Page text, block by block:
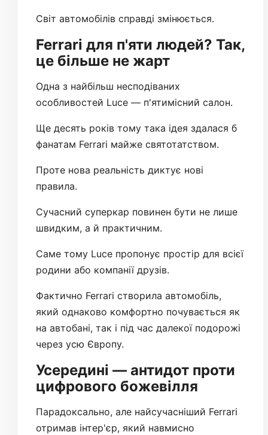
Світ автомобілів справді змінюється.
Ferrari для п'яти людей? Так,
це більше не жарт
Одна з найбільш несподіваних
особливостей Luce — п'ятимісний салон.
Ще десять років тому така ідея здалася б
фанатам Ferrari майже святотатством.
Проте нова реальність диктує нові
правила.
Сучасний суперкар повинен бути не лише
швидким, а й практичним.
Саме тому Luce пропонує простір для всієї
родини або компанії друзів.
Фактично Ferrari створила автомобіль,
який однаково комфортно почувається як
на автобані, так і під час далекої подорожі
через усю Європу.
Усередині — антидот проти
цифрового божевілля
Парадоксально, але найсучасніший Ferrari
отримав інтер'єр, який навмисно